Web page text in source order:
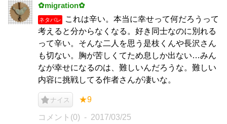
✿migration✿
ネタバレ
これは辛い。本当に幸せって何だろうって
考えると分からなくなる。好き同士なのに別れる
って辛い。そんな二人を思う是枝くんや長沢さん
も切ない。胸が苦しくてため息しか出ない…みん
なが幸せになるのは、難しいんだろうな。難しい
内容に挑戦してる作者さんが凄いな。
ナイス ★9
コメント(0) 2017/03/25